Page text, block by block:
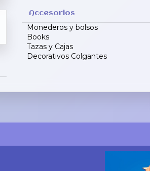
Accesorios
Monederos y bolsos
Books
Tazas y Cajas
Decorativos Colgantes